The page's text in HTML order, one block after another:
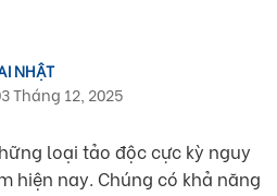
NHẬT
Tháng 12, 2025
loại tảo độc cực kỳ nguy
hiện nay. Chúng có khả năng